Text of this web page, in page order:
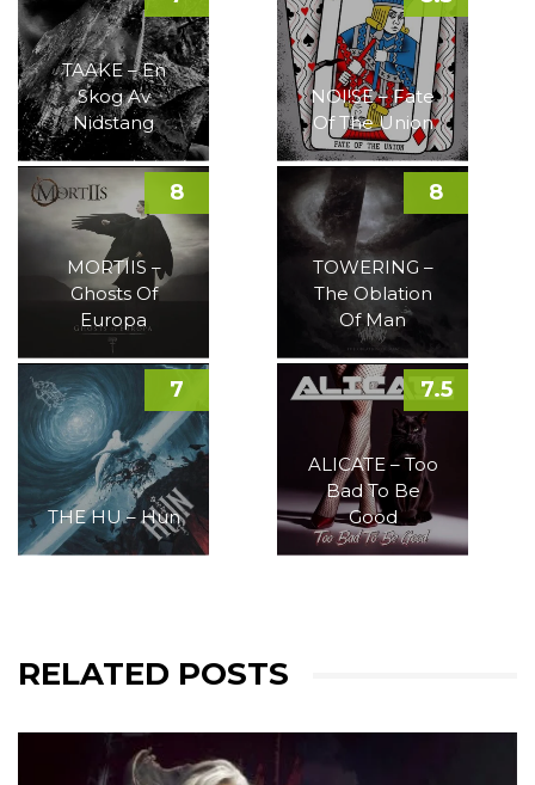
TAAKE – En
Skog Av
Nidstang
NOI!SE – Fate
Of The Union
MORTIIS –
Ghosts Of
Europa
8
TOWERING –
The Oblation
Of Man
8
THE HU – Hun
7
ALICATE – Too
Bad To Be
Good
7.5
RELATED POSTS